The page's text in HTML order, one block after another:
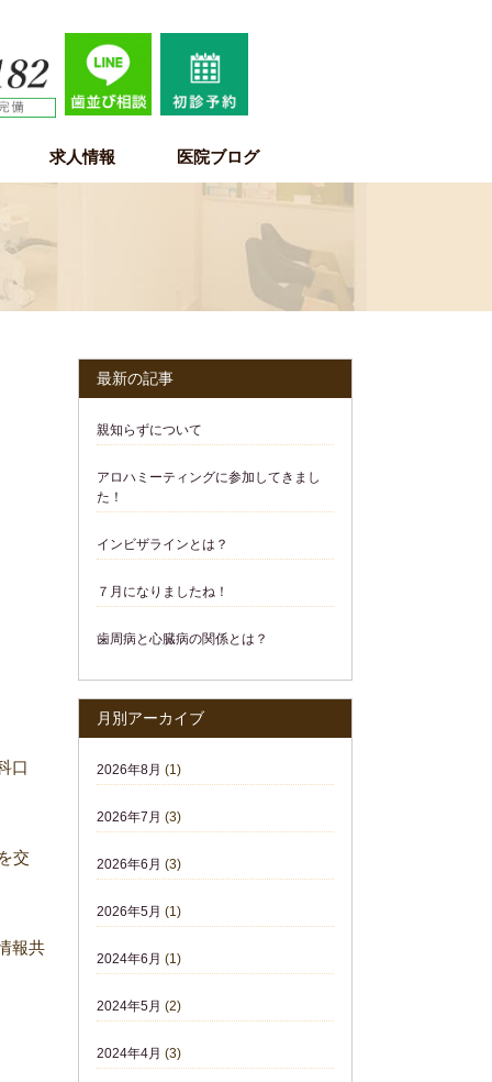
求人情報 医院ブログ
口
交
報共
最新の記事
親知らずについて
アロハミーティングに参加してきまし
た！
インビザラインとは？
７月になりましたね！
歯周病と心臓病の関係とは？
月別アーカイブ
2026年8月 (1)
2026年7月 (3)
2026年6月 (3)
2026年5月 (1)
2024年6月 (1)
2024年5月 (2)
2024年4月 (3)